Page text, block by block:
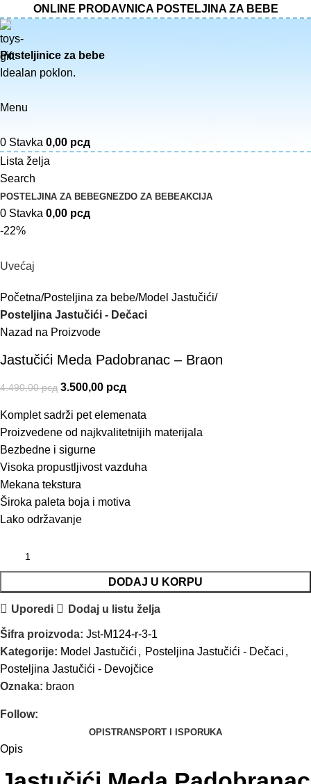
ONLINE PRODAVNICA POSTELJINA ZA BEBE
Posteljinice za bebe
Idealan poklon.
Menu
0 Stavka 0,00 рсд
Lista želja
Search
POSTELJINA ZA BEBEGNEZDO ZA BEBEAKCIJA
0 Stavka 0,00 рсд
-22%
Uvećaj
Početna Posteljina za bebe Model Jastučići
Posteljina Jastučići - Dečaci
Nazad na Proizvode
Jastučići Meda Padobranac – Braon
4.490,00рсд 3.500,00 рсд
Komplet sadrži pet elemenata
Proizvedene od najkvalitetnijih materijala
Bezbedne i sigurne
Visoka propustljivost vazduha
Mekana tekstura
Široka paleta boja i motiva
Lako održavanje
DODAJ U KORPU
Uporedi Dodaj u listu želja
Šifra proizvoda: Jst-M124-r-3-1
Kategorije: Model Jastučići , Posteljina Jastučići - Dečaci ,
Posteljina Jastučići - Devojčice
Oznaka: braon
Follow:
OPISTRANSPORT I ISPORUKA
Opis